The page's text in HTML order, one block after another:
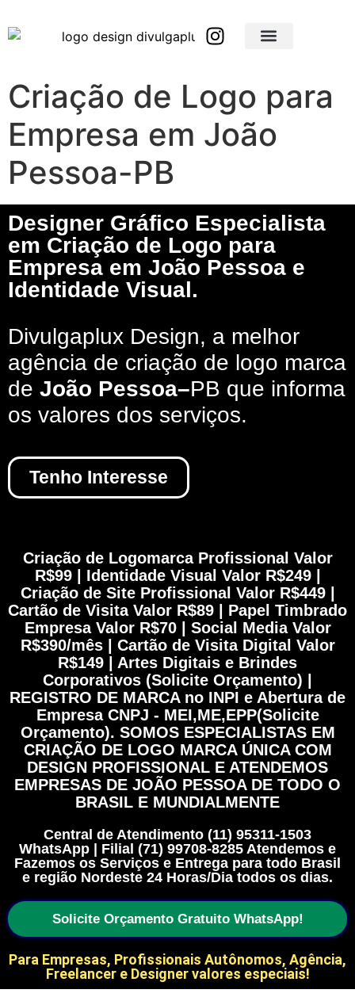
Criação de Logo para
Empresa em João
Pessoa-PB
Designer Gráfico Especialista
em Criação de Logo para
Empresa em João Pessoa e
Identidade Visual.
Divulgaplux Design, a melhor
agência de criação de logo marca
de João Pessoa–PB que informa
os valores dos serviços.
Tenho Interesse
Criação de Logomarca Profissional Valor
R$99 | Identidade Visual Valor R$249 |
Criação de Site Profissional Valor R$449 |
Cartão de Visita Valor R$89 | Papel Timbrado
Empresa Valor R$70 | Social Media Valor
R$390/mês | Cartão de Visita Digital Valor
R$149 | Artes Digitais e Brindes
Corporativos (Solicite Orçamento) |
REGISTRO DE MARCA no INPI e Abertura de
Empresa CNPJ - MEI,ME,EPP(Solicite
Orçamento). SOMOS ESPECIALISTAS EM
CRIAÇÃO DE LOGO MARCA ÚNICA COM
DESIGN PROFISSIONAL E ATENDEMOS
EMPRESAS DE JOÃO PESSOA DE TODO O
BRASIL E MUNDIALMENTE
Central de Atendimento (11) 95311-1503
WhatsApp | Filial (71) 99708-8285 Atendemos e
Fazemos os Serviços e Entrega para todo Brasil
e região Nordeste 24 Horas/Dia todos os dias.
Solicite Orçamento Gratuito WhatsApp!
Para Empresas, Profissionais Autônomos, Agência,
Freelancer e Designer valores especiais!